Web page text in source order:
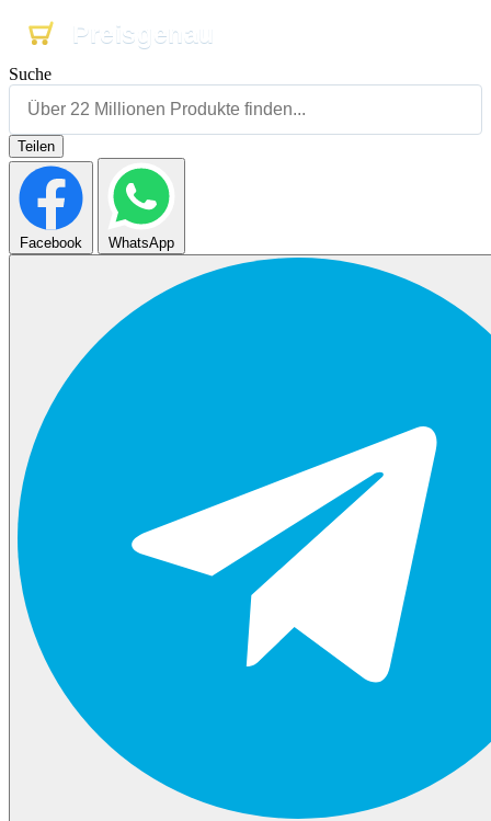
Preisgenau
Preisgenau
Preisgenau
Suche
Teilen
Facebook WhatsApp